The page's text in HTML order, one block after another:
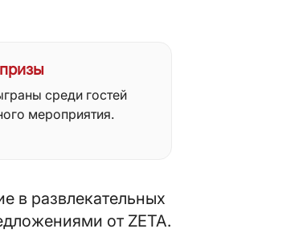
среди гостей
мероприятия.
в развлекательных
от ZETA.